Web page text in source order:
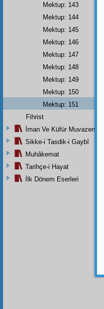
Mektup: 143
Mektup: 144
Mektup: 145
Mektup: 146
Mektup: 147
Mektup: 148
Mektup: 149
Mektup: 150
Mektup: 151
Fihrist
İman Ve Küfür Muvazeneleri
Sikke-i Tasdik-i Gaybî
Muhâkemat
Tarihçe-i Hayat
İlk Dönem Eserleri